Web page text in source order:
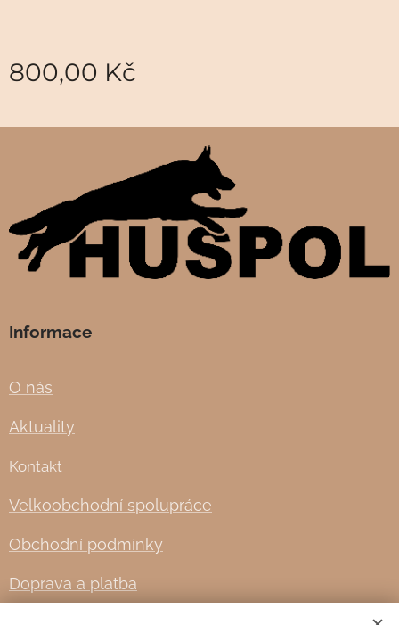
800,00 Kč
Informace
O nás
Aktuality
Kontakt
Velkoobchodní spolupráce
Obchodní podmínky
Doprava a platba